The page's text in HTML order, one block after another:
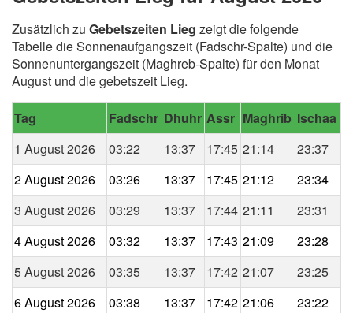
Zusätzlich zu Gebetszeiten Lieg zeigt die folgende
Tabelle die Sonnenaufgangszeit (Fadschr-Spalte) und die
Sonnenuntergangszeit (Maghreb-Spalte) für den Monat
August und die gebetszeit Lieg.
Tag Fadschr Dhuhr Assr Maghrib Ischaa
1 August 2026
03:22 13:37 17:45 21:14
23:37
2 August 2026
03:26 13:37 17:45 21:12
23:34
3 August 2026
03:29 13:37 17:44 21:11
23:31
4 August 2026
03:32 13:37 17:43 21:09
23:28
5 August 2026
03:35 13:37 17:42 21:07
23:25
6 August 2026
03:38 13:37 17:42 21:06
23:22